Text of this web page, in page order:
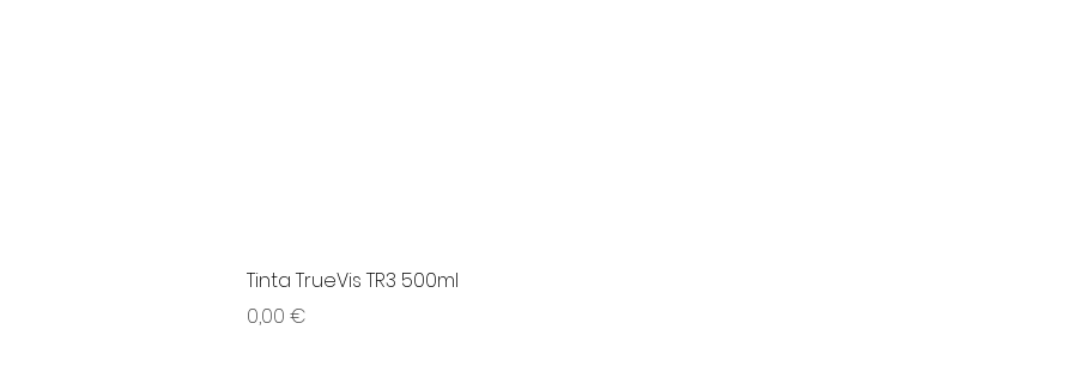
Tinta TrueVis TR3 500ml
Preço
0,00 €